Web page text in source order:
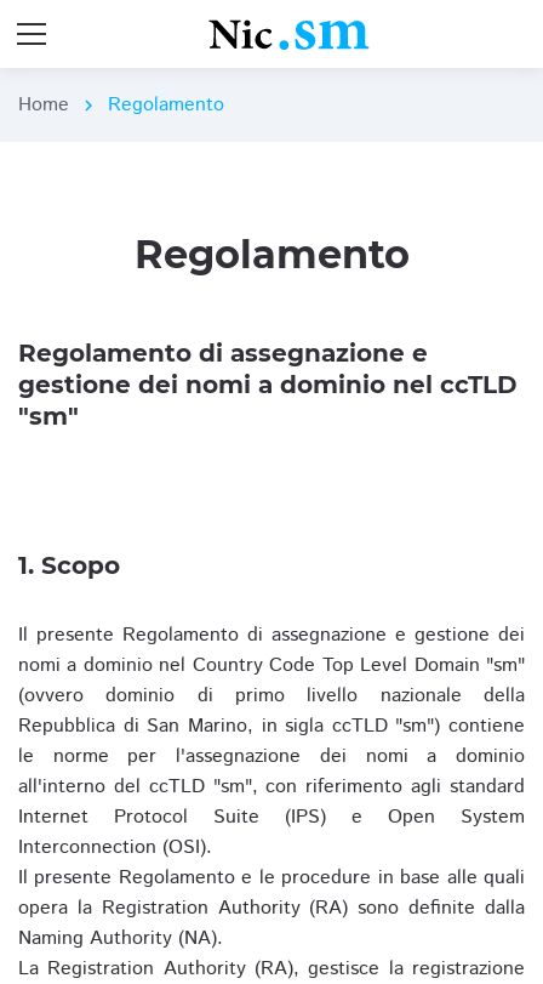
Home chevron_right Regolamento
Regolamento
Regolamento di assegnazione e
gestione dei nomi a dominio nel ccTLD
"sm"
1. Scopo
Il presente Regolamento di assegnazione e gestione dei
nomi a dominio nel Country Code Top Level Domain "sm"
(ovvero dominio di primo livello nazionale della
Repubblica di San Marino, in sigla ccTLD "sm") contiene
le norme per l'assegnazione dei nomi a dominio
all'interno del ccTLD "sm", con riferimento agli standard
Internet Protocol Suite (IPS) e Open System
Interconnection (OSI).
Il presente Regolamento e le procedure in base alle quali
opera la Registration Authority (RA) sono definite dalla
Naming Authority (NA).
La Registration Authority (RA), gestisce la registrazione